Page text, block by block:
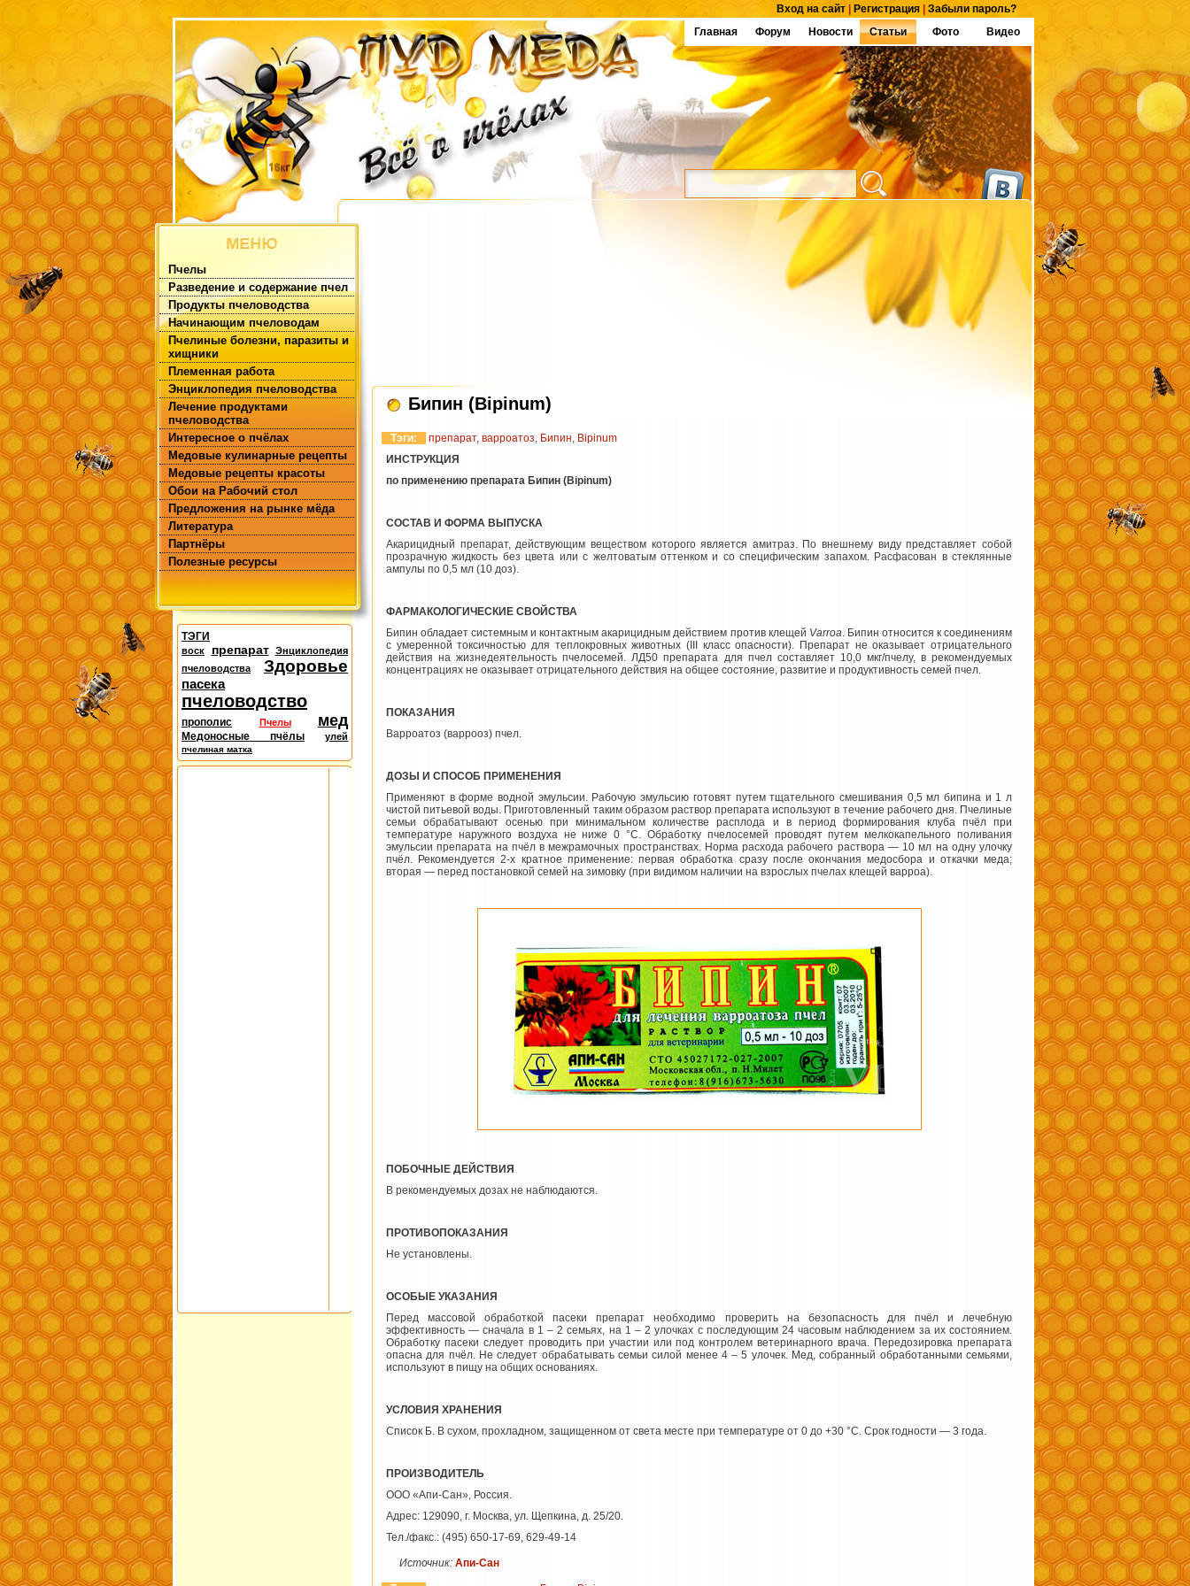
Вход на сайт Регистрация
Забыли пароль?
Главная
Форум Новости Статьи Фото Видео
Пчелы
Разведение и содержание пчел
Продукты пчеловодства
Начинающим пчеловодам
Пчелиные болезни, паразиты и
хищники
Племенная работа
Энциклопедия пчеловодства
Лечение продуктами
пчеловодства
Интересное о пчёлах
Медовые кулинарные рецепты
Медовые рецепты красоты
Обои на Рабочий стол
Предложения на рынке мёда
Литература
Партнёры
Полезные ресурсы
ТЭГИ
воск препарат
Энциклопедия
пчеловодства
Здоровье
пасека
пчеловодство
прополис Пчелы мед
Медоносные пчёлы улей
пчелиная матка
Бипин (Bipinum)
Тэги: препарат, варроатоз, Бипин, Bipinum
ИНСТРУКЦИЯ
по применению препарата Бипин (Bipinum)
СОСТАВ И ФОРМА ВЫПУСКА
Акарицидный препарат, действующим веществом которого является амитраз. По внешнему виду представляет собой
прозрачную жидкость без цвета или с желтоватым оттенком и со специфическим запахом. Расфасован в стеклянные
ампулы по 0,5 мл (10 доз).
ФАРМАКОЛОГИЧЕСКИЕ СВОЙСТВА
Бипин обладает системным и контактным акарицидным действием против клещей Varroa. Бипин относится к соединениям
с умеренной токсичностью для теплокровных животных (III класс опасности). Препарат не оказывает отрицательного
действия на жизнедеятельность пчелосемей. ЛД50 препарата для пчел составляет 10,0 мкг/пчелу, в рекомендуемых
концентрациях не оказывает отрицательного действия на общее состояние, развитие и продуктивность семей пчел.
ПОКАЗАНИЯ
Варроатоз (варрооз) пчел.
ДОЗЫ И СПОСОБ ПРИМЕНЕНИЯ
Применяют в форме водной эмульсии. Рабочую эмульсию готовят путем тщательного смешивания 0,5 мл бипина и 1 л
чистой питьевой воды. Приготовленный таким образом раствор препарата используют в течение рабочего дня. Пчелиные
семьи обрабатывают осенью при минимальном количестве расплода и в период формирования клуба пчёл при
температуре наружного воздуха не ниже 0 °С. Обработку пчелосемей проводят путем мелкокапельного поливания
эмульсии препарата на пчёл в межрамочных пространствах. Норма расхода рабочего раствора — 10 мл на одну улочку
пчёл. Рекомендуется 2-х кратное применение: первая обработка сразу после окончания медосбора и откачки меда;
вторая — перед постановкой семей на зимовку (при видимом наличии на взрослых пчелах клещей варроа).
ПОБОЧНЫЕ ДЕЙСТВИЯ
В рекомендуемых дозах не наблюдаются.
ПРОТИВОПОКАЗАНИЯ
Не установлены.
ОСОБЫЕ УКАЗАНИЯ
Перед массовой обработкой пасеки препарат необходимо проверить на безопасность для пчёл и лечебную
эффективность — сначала в 1 – 2 семьях, на 1 – 2 улочках с последующим 24 часовым наблюдением за их состоянием.
Обработку пасеки следует проводить при участии или под контролем ветеринарного врача. Передозировка препарата
опасна для пчёл. Не следует обрабатывать семьи силой менее 4 – 5 улочек. Мед, собранный обработанными семьями,
используют в пищу на общих основаниях.
УСЛОВИЯ ХРАНЕНИЯ
Список Б. В сухом, прохладном, защищенном от света месте при температуре от 0 до +30 °С. Срок годности — 3 года.
ПРОИЗВОДИТЕЛЬ
ООО «Апи-Сан», Россия.
Адрес: 129090, г. Москва, ул. Щепкина, д. 25/20.
Тел./факс.: (495) 650-17-69, 629-49-14
Источник: Апи-Сан